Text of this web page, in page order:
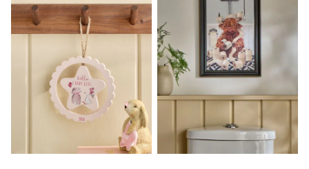
Sweatshirts & Hoodies
Knitwear & Sweaters
Tops
Coats & Jackets
Jeans
Joggers
Nightwear & Pyjamas
Swimwear
Suits & Waistcoats
Dungarees
All Holiday Shop